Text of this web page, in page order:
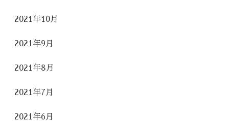
2021年10月
2021年9月
2021年8月
2021年7月
2021年6月